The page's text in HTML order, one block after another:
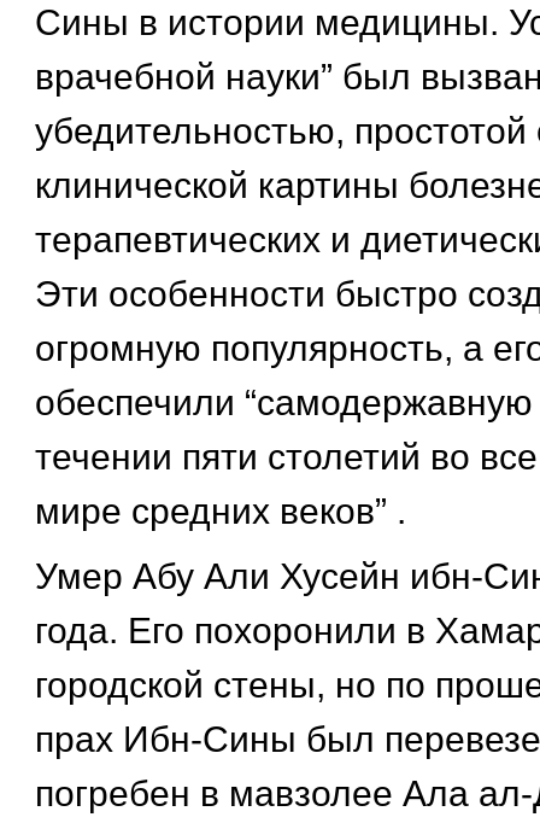
Сины в истории медицины.
врачебной науки” был
убедительностью, простотой
клинической картины
терапевтических и
Эти особенности быстро
огромную популярность, а
обеспечили “самодержавную
течении пяти столетий во
мире средних веков” .
Умер Абу Али Хусейн ибн-
года. Его похоронили в
городской стены, но по
прах Ибн-Сины был
погребен в мавзолее Ала